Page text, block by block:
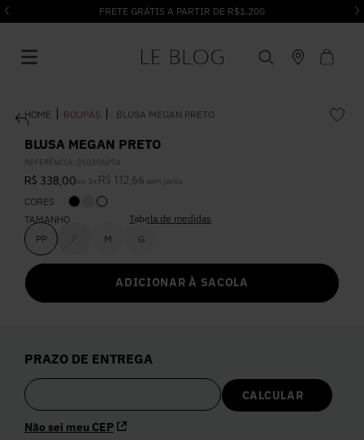
FRETE GRÁTIS A PARTIR DE R$1.200
ROUPAS BLUSA MEGAN PRETO
BLUSA MEGAN PRETO
REFERÊNCIA: 010356074
R$ 338,00 ou 3 x R$ 112 66 sem juros
CORES
TAMANHO
PP
M G
Tabela de medidas
ADICIONAR À SACOLA
PRAZO DE ENTREGA
Não sei meu CEP
1º Vestido
2 Roupas
5º Calça
6º Vestidos